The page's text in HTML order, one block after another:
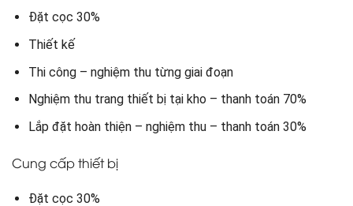
Đặt cọc 30%
Thiết kế
Thi công – nghiệm thu từng giai đoạn
Nghiệm thu trang thiết bị tại kho – thanh toán 70%
Lắp đặt hoàn thiện – nghiệm thu – thanh toán 30%
Cung cấp thiết bị
Đặt cọc 30%